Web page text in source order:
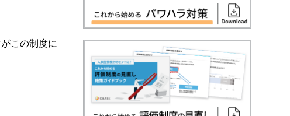
この制度に